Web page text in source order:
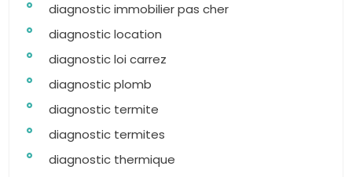
diagnostic immobilier pas cher
diagnostic location
diagnostic loi carrez
diagnostic plomb
diagnostic termite
diagnostic termites
diagnostic thermique